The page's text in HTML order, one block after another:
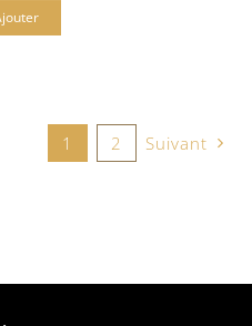
1 2 Suivant